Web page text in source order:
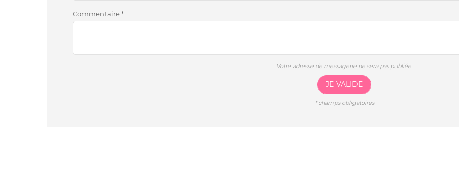
Commentaire*
Votre adresse de messagerie ne sera pas publiée.
JE VALIDE
*champs obligatoires